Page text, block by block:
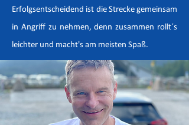
Erfolgsentscheidend ist die Strecke gemeinsam
in Angriff zu nehmen, denn zusammen rollt´s
leichter und macht's am meisten Spaß.